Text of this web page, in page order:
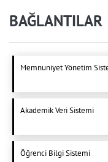
BAĞLANTILAR
Memnuniyet Yönetim
Akademik Veri Sistemi
Öğrenci Bilgi Sistemi